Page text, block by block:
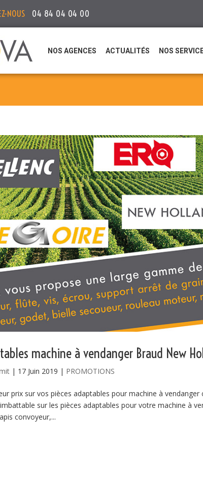
NOUS 04 84 04 04 00
NOS AGENCES ACTUALITÉS NOS
machine à vendanger Braud New
| 17 Juin 2019 | PROMOTIONS
prix sur vos pièces adaptables pour machine à vendanger
sur les pièces adaptables pour votre machine à
convoyeur,...